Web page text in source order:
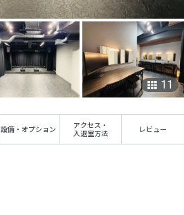
11
設備・オプション
アクセス ・
入退室方法
レビュー